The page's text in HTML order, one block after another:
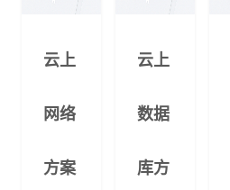
云上
网络
方案
云上
数据
库方